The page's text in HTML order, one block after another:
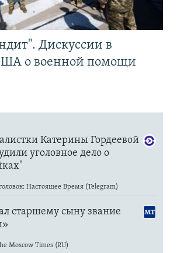
Дискуссии в
о военной помощи